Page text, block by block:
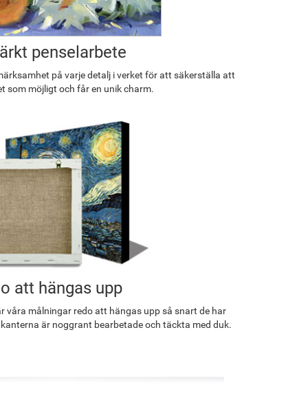
penselarbete
på varje detalj i verket för att säkerställa att
som möjligt och får en unik charm.
att hängas upp
våra målningar redo att hängas upp så snart de har
är noggrant bearbetade och täckta med duk.